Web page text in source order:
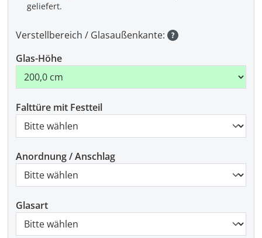
geliefert.
Verstellbereich / Glasaußenkante:
Glas-Höhe
Falttüre mit Festteil
Anordnung / Anschlag
Glasart